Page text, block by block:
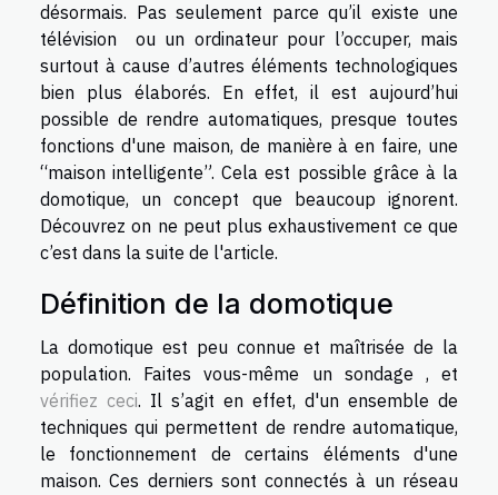
désormais. Pas seulement parce qu’il existe une
télévision ou un ordinateur pour l’occuper, mais
surtout à cause d’autres éléments technologiques
bien plus élaborés. En effet, il est aujourd’hui
possible de rendre automatiques, presque toutes
fonctions d'une maison, de manière à en faire, une
“maison intelligente”. Cela est possible grâce à la
domotique, un concept que beaucoup ignorent.
Découvrez on ne peut plus exhaustivement ce que
c’est dans la suite de l'article.
Définition de la domotique
La domotique est peu connue et maîtrisée de la
population. Faites vous-même un sondage , et
vérifiez ceci. Il s’agit en effet, d'un ensemble de
techniques qui permettent de rendre automatique,
le fonctionnement de certains éléments d'une
maison. Ces derniers sont connectés à un réseau